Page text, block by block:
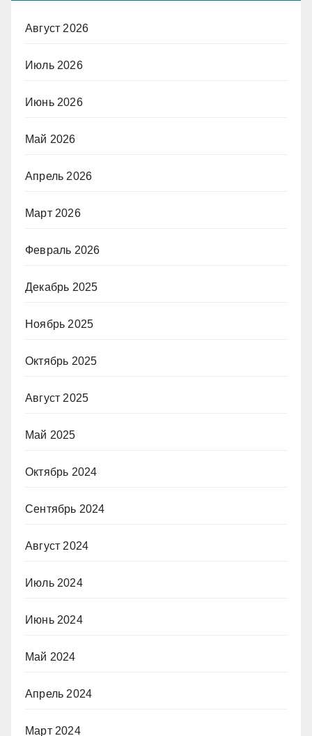
Август 2026
Июль 2026
Июнь 2026
Май 2026
Апрель 2026
Март 2026
Февраль 2026
Декабрь 2025
Ноябрь 2025
Октябрь 2025
Август 2025
Май 2025
Октябрь 2024
Сентябрь 2024
Август 2024
Июль 2024
Июнь 2024
Май 2024
Апрель 2024
Март 2024